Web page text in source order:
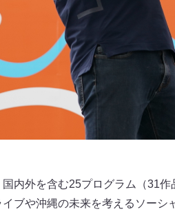
内外を含む25プログラム（31
ブや沖縄の未来を考えるソー